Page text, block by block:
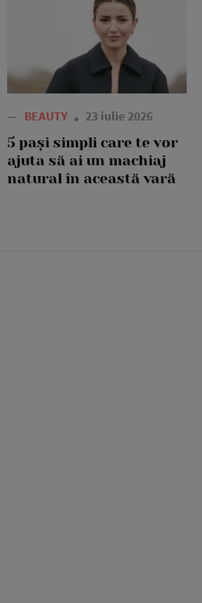
— BEAUTY 23 iulie 2026
5 pași simpli care te vor
ajuta să ai un machiaj
natural în această vară